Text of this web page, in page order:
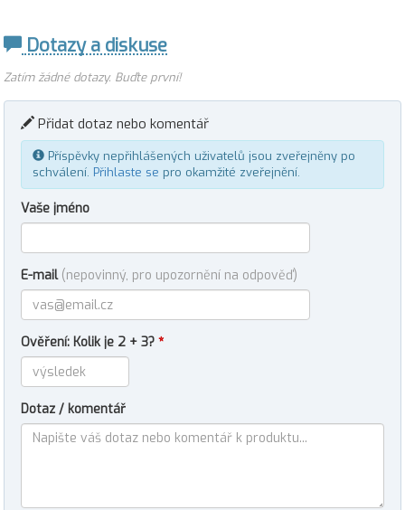
Dotazy a diskuse
Zatím žádné dotazy. Buďte první!
Přidat dotaz nebo komentář
Příspěvky nepřihlášených uživatelů jsou zveřejněny po
schválení. Přihlaste se pro okamžité zveřejnění.
Vaše jméno
E-mail (nepovinný, pro upozornění na odpověď)
Ověření: Kolik je 2 + 3? *
Dotaz / komentář